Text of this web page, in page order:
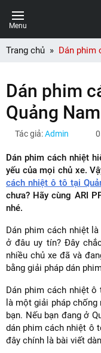
Menu
Trang chủ Dán phim
Dán phim
Quảng
Tác giả:Admin
Dán phim cách nhiệt
yếu của mọi chủ xe.
cách nhiệt ô tô tại
chưa? Hãy cùng ARI
nhé.
Dán phim cách nhiệt
ở đâu uy tín? Đây
nhiều chủ xe đã và
bằng giải pháp dán
Dán phim cách nhiệt
là một giải pháp
bạn. Nếu bạn đang ở
dán phim cách nhiệt ô
đây chính là bài viết